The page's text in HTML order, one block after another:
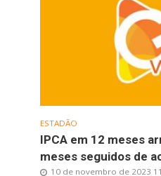
ESTADÃO
IPCA em 12 meses
meses seguidos de
10 de novembro de 2023